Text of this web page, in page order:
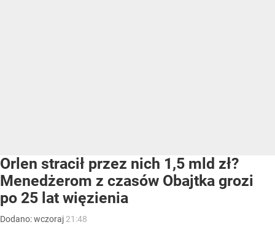
Orlen stracił przez nich 1,5 mld zł?
Menedżerom z czasów Obajtka grozi
po 25 lat więzienia
Dodano:wczoraj 21:48